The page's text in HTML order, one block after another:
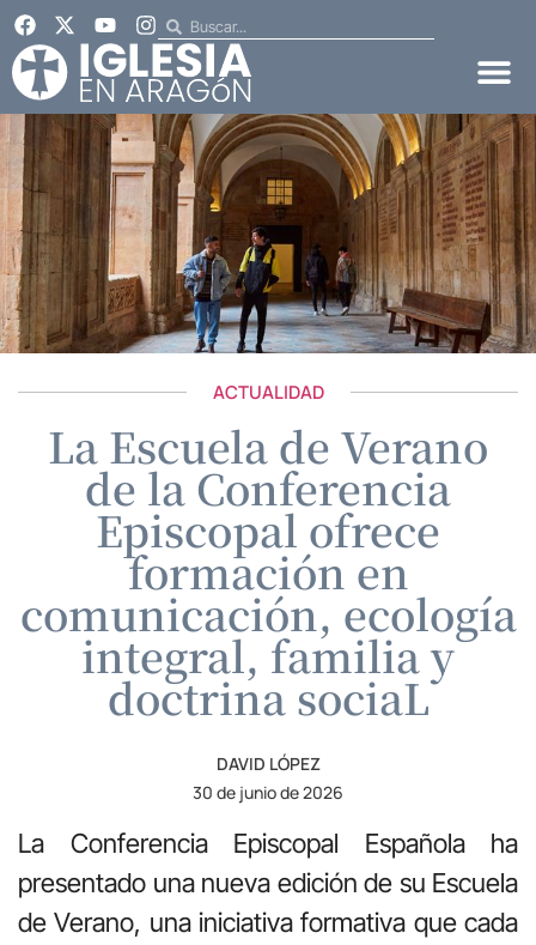
ACTUALIDAD
La Escuela de Verano
de la Conferencia
Episcopal ofrece
formación en
comunicación, ecología
integral, familia y
doctrina sociaL
DAVID LÓPEZ
30 de junio de 2026
La Conferencia Episcopal Española ha
presentado una nueva edición de su Escuela
de Verano, una iniciativa formativa que cada